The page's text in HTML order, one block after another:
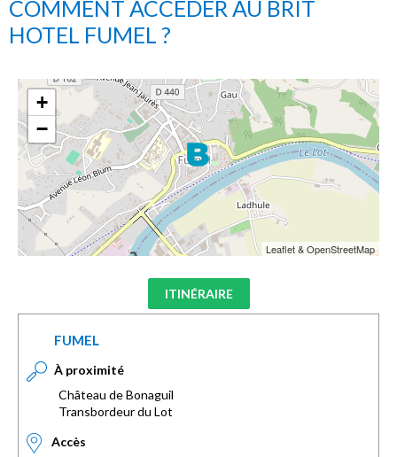
COMMENT ACCÉDER AU BRIT
HOTEL FUMEL ?
+
−
Leaflet & OpenStreetMap
ITINÉRAIRE
FUMEL
À proximité
Château de Bonaguil
Transbordeur du Lot
Accès